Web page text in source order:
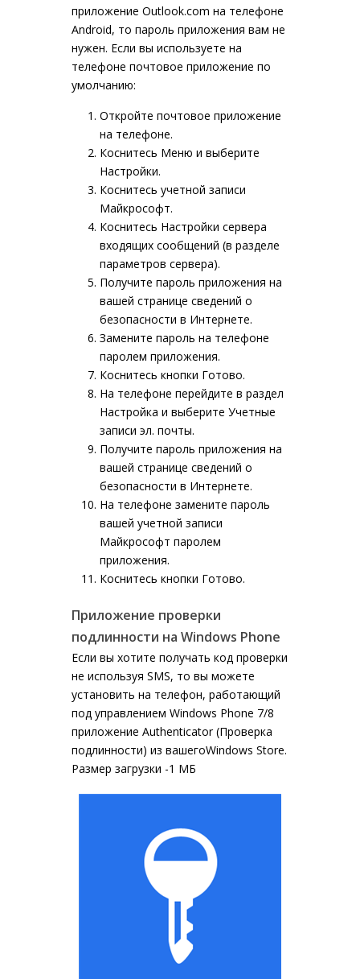
приложение Outlook.com на телефоне
Android, то пароль приложения вам не
нужен. Если вы используете на
телефоне почтовое приложение по
умолчанию:
Откройте почтовое приложение
на телефоне.
Коснитесь Меню и выберите
Настройки.
Коснитесь учетной записи
Майкрософт.
Коснитесь Настройки сервера
входящих сообщений (в разделе
параметров сервера).
Получите пароль приложения на
вашей странице сведений о
безопасности в Интернете.
Замените пароль на телефоне
паролем приложения.
Коснитесь кнопки Готово.
На телефоне перейдите в раздел
Настройка и выберите Учетные
записи эл. почты.
Получите пароль приложения на
вашей странице сведений о
безопасности в Интернете.
На телефоне замените пароль
вашей учетной записи
Майкрософт паролем
приложения.
Коснитесь кнопки Готово.
Приложение проверки
подлинности на Windows Phone
Если вы хотите получать код проверки
не используя SMS, то вы можете
установить на телефон, работающий
под управлением Windows Phone 7/8
приложение Authenticator (Проверка
подлинности) из вашегоWindows Store.
Размер загрузки -1 МБ